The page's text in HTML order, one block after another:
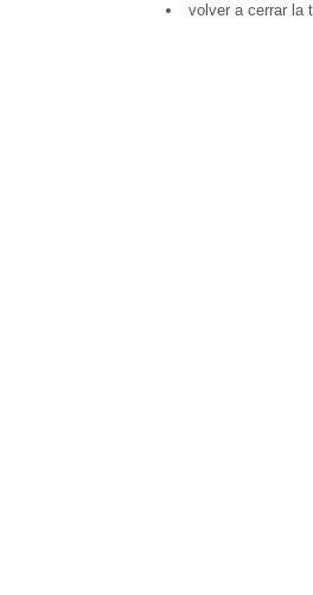
volver a cerrar la